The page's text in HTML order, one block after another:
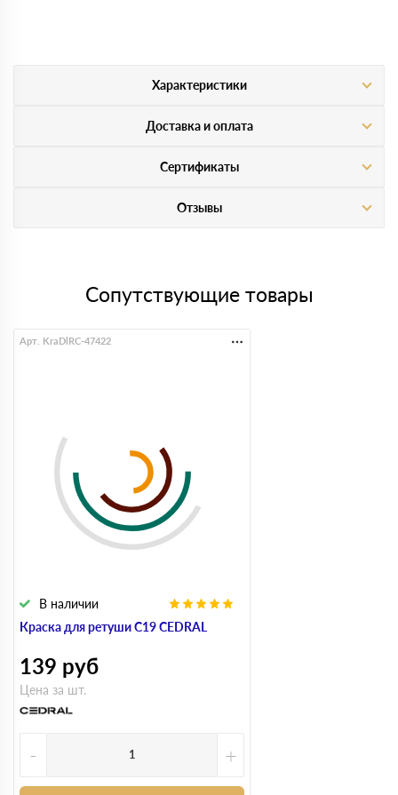
Характеристики
Доставка и оплата
Сертификаты
Отзывы
Сопутствующие товары
Краска для ретуши С19 CEDRAL
В наличии
Арт. KraDlRC-47422
139 руб
Цена за шт.
- +